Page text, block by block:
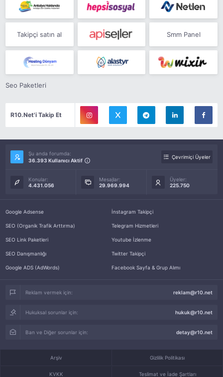
Takipçi satın al Smm Panel
Seo Paketleri
R10.Net'i Takip Et
Şu anda forumda:
36.393 Kullanıcı Aktif
Çevrimiçi Üyeler
Konular:
4.431.056
Mesajlar:
29.969.994
Üyeler:
225.750
Google Adsense
SEO (Organik Trafik Arttırma)
SEO Link Paketleri
SEO Danışmanlığı
Google ADS (AdWords)
İnstagram Takipçi
Telegram Hizmetleri
Youtube İzlenme
Twitter Takipçi
Facebook Sayfa & Grup Alımı
Reklam vermek için: reklam@r10.net
Hukuksal sorunlar için: hukuk@r10.net
Ban ve Diğer sorunlar için: detay@r10.net
Arşiv Gizlilik Politikası
KVKK Teslimat ve İade Şartları